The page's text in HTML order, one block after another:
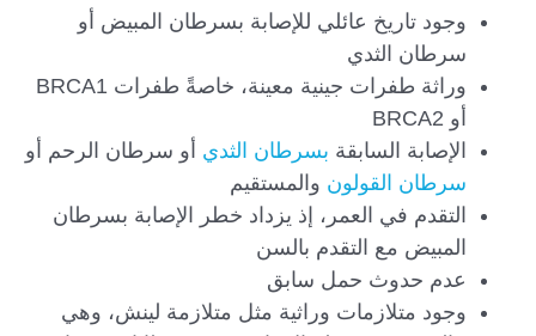
وجود تاريخ عائلي للإصابة بسرطان المبيض أو
سرطان الثدي
وراثة طفرات جينية معينة، خاصةً طفرات BRCA1
أو BRCA2
الإصابة السابقة بسرطان الثدي أو سرطان الرحم أو
سرطان القولون والمستقيم
التقدم في العمر، إذ يزداد خطر الإصابة بسرطان
المبيض مع التقدم بالسن
عدم حدوث حمل سابق
وجود متلازمات وراثية مثل متلازمة لينش، وهي